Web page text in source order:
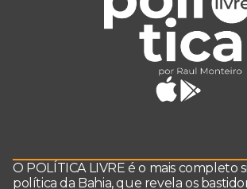
O POLÍTICA LIVRE é o mais completo
política da Bahia, que revela os